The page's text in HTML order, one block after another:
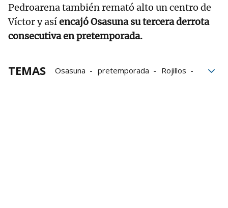
Pedroarena también remató alto un centro de
Víctor y asíencajó Osasuna su tercera derrota
consecutiva en pretemporada.
TEMAS Osasuna pretemporada
Rojillos